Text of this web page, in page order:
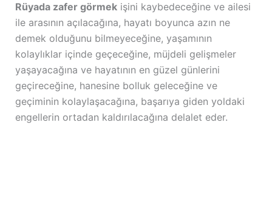
Rüyada zafer görmekişini kaybedeceğine ve ailesi
ile arasının açılacağına, hayatı boyunca azın ne
demek olduğunu bilmeyeceğine, yaşamının
kolaylıklar içinde geçeceğine, müjdeli gelişmeler
yaşayacağına ve hayatının en güzel günlerini
geçireceğine, hanesine bolluk geleceğine ve
geçiminin kolaylaşacağına, başarıya giden yoldaki
engellerin ortadan kaldırılacağına delalet eder.